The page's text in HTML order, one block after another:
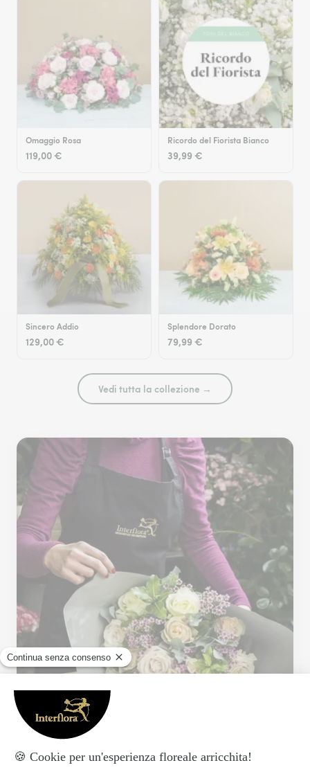
Omaggio Rosa
119,00 €
Ricordo del Fiorista Bianco
39,99 €
Sincero Addio
129,00 €
Splendore Dorato
79,99 €
Vedi tutta la collezione →